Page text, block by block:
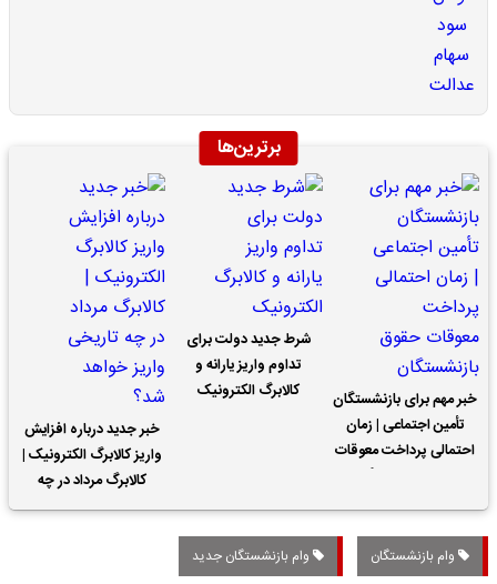
برترین‌ها
خبر مهم برای بازنشستگان
تأمین اجتماعی | زمان
احتمالی پرداخت معوقات
شرط جدید دولت برای
تداوم واریز یارانه و
کالابرگ الکترونیک
خبر جدید درباره افزایش
واریز کالابرگ الکترونیک |
کالابرگ مرداد در چه
تاریخی واریز خواهد شد؟
وام بازنشستگان وام بازنشستگان جدید